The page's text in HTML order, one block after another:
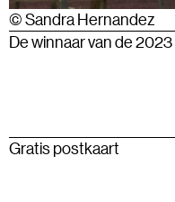
© Sandra Hernandez
De winnaar van de
Gratis postkaart